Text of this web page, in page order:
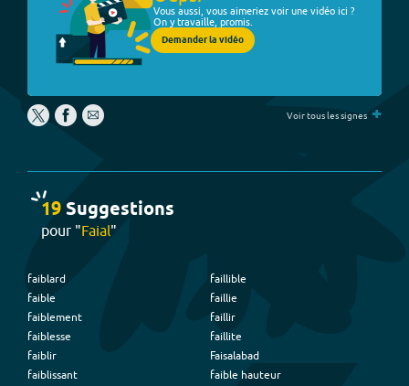
Vous aussi, vous aimeriez voir une vidéo ici ?
On y travaille, promis.
Demander la vidéo
Voir tous les signes +
19Suggestions
pour "Faial"
faiblard
faible
faiblement
faiblesse
faiblir
faiblissant
faillible
faillie
faillir
faillite
Faisalabad
faible hauteur